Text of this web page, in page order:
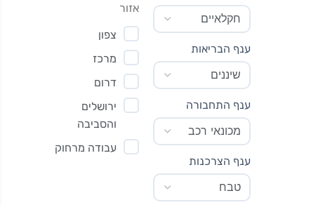
ענף הבריאות
ענף התחבורה
ענף הצרכנות
אזור
צפון
מרכז
דרום
ירושלים
והסביבה
עבודה מרחוק